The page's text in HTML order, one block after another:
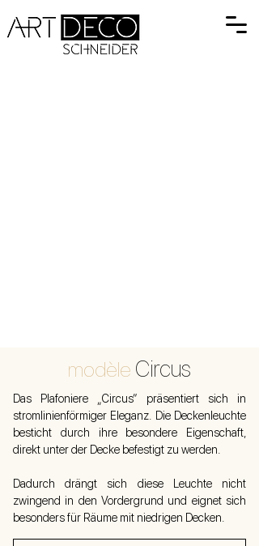
modèle Circus
Das Plafoniere „Circus“ präsentiert sich in
stromlinienförmiger Eleganz. Die Deckenleuchte
besticht durch ihre besondere Eigenschaft,
direkt unter der Decke befestigt zu werden.
Dadurch drängt sich diese Leuchte nicht
zwingend in den Vordergrund und eignet sich
besonders für Räume mit niedrigen Decken.